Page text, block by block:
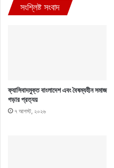
সংশ্লিষ্ট সংবাদ
ফ্যাসিবাদমুক্ত বাংলাদেশ এবং বৈষম্যহীন সমাজ
গড়ার প্রত্যয়
৭ আগস্ট, ২০২৬